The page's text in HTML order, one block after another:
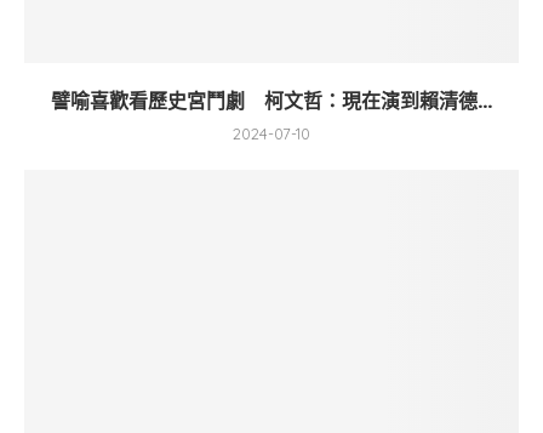
譬喻喜歡看歷史宮鬥劇 柯文哲：現在演到賴清德...
2024-07-10